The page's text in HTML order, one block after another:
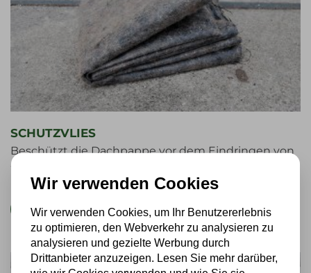
SCHUTZVLIES
Beschützt die Dachpappe vor dem Eindringen von
€
DETAILS
Wir verwenden Cookies
Wir verwenden Cookies, um Ihr Benutzererlebnis
zu optimieren, den Webverkehr zu analysieren zu
analysieren und gezielte Werbung durch
Drittanbieter anzuzeigen. Lesen Sie mehr darüber,